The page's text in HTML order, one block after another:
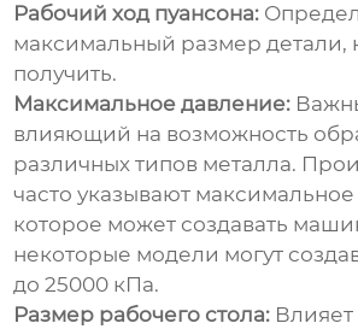
Рабочий ход пуансона:
максимальный размер детали,
получить.
Максимальное давление:
влияющий на возможность
различных типов металла.
часто указывают
которое может создавать
некоторые модели могут
до 25000 кПа.
Размер рабочего стола: Влияет